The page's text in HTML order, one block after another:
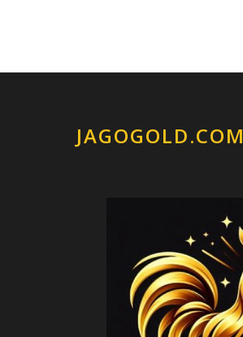
JAGOGOLD.COM